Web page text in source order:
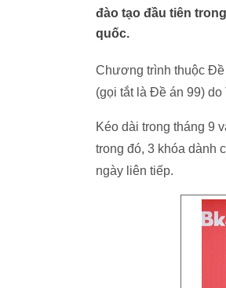
đào tạo đầu tiên
quốc.
Chương trình thuộc Đề
(gọi tắt là Đề án 99)
Kéo dài trong tháng 9
trong đó, 3 khóa dành
ngày liên tiếp.